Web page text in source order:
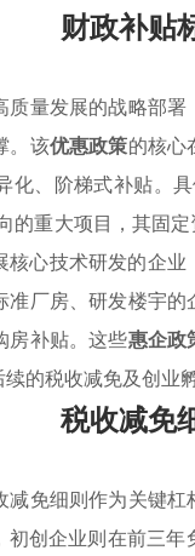
财政补贴
量发展的战略部署
。该优惠政策的核心
化、阶梯式补贴。
的重大项目，其固
核心技术研发的企
厂房、研发楼宇
房补贴。这些惠企政
的税收减免及创业
税收减免
免细则作为关键
创企业则在前三